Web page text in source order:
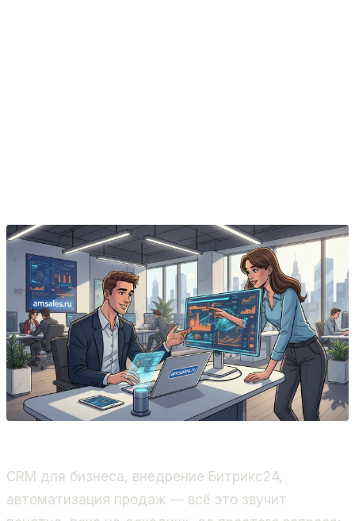
CRM для бизнеса, внедрение Битрикс24,
автоматизация продаж — всё это звучит